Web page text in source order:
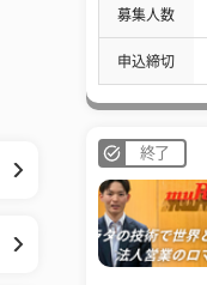
募集人数
申込締切
終了